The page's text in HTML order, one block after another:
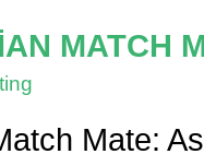
MATCH
Mate: